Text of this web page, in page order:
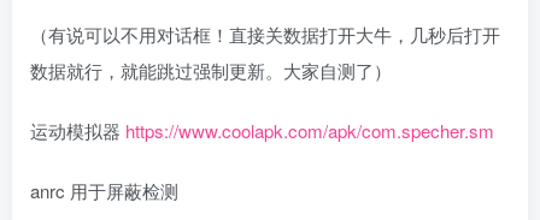
（有说可以不用对话框！直接关数据打开大牛，几秒后打开
数据就行，就能跳过强制更新。大家自测了）
运动模拟器 https://www.coolapk.com/apk/com.specher.sm
anrc 用于屏蔽检测